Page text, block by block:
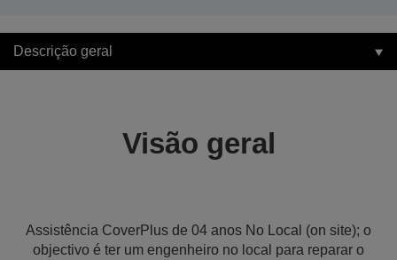
Descrição geral
Visão geral
Assistência CoverPlus de 04 anos No Local (on site); o
objectivo é ter um engenheiro no local para reparar o